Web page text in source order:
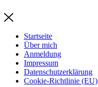
Inhalt
Startseite
Über mich
Anmeldung
Impressum
Datenschutzerklärung
Cookie-Richtlinie (EU)